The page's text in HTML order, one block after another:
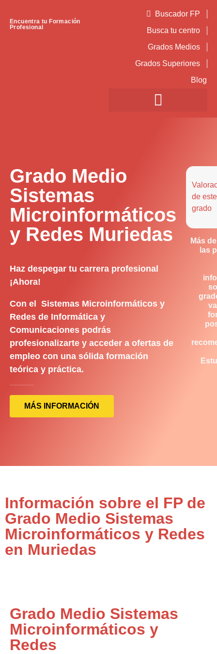
Encuentra tu Formación
Profesional
Buscador FP
Busca tu centro
Grados Medios
Grados Superiores
Blog
Grado Medio
Sistemas
Microinformáticos
y Redes Muriedas
Haz despegar tu carrera profesional
¡Ahora!
Con el Sistemas Microinformáticos y
Redes de Informática y
Comunicaciones podrás
profesionalizarte y acceder a ofertas de
empleo con una sólida formación
teórica y práctica.
MÁS INFORMACIÓN
de este
grado
Más
las
Información sobre el FP de
Grado Medio Sistemas
Microinformáticos y Redes
en Muriedas
Grado Medio Sistemas
Microinformáticos y
Redes